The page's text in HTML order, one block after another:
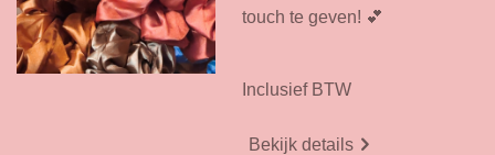
touch te geven! 💕
Inclusief BTW
Bekijk details